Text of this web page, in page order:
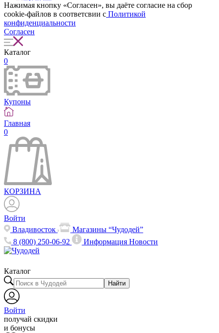
Нажимая кнопку «Согласен», вы даёте cогласие на сбор
cookie-файлов в соответсвии с Политикой
конфиденциальности
Согласен
Каталог
0
Купоны
Главная
0
КОРЗИНА
Войти
Владивосток
Магазины “Чудодей”
8 (800) 250-06-92
ИнформацияНовости
Каталог
Найти
Войти
получай скидки
и бонусы